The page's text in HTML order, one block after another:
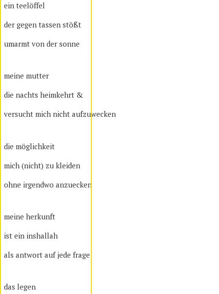
ein teelöffel
der gegen tassen stößt
umarmt von der sonne
meine mutter
die nachts heimkehrt &
versucht mich nicht aufzuwecken
die möglichkeit
mich (nicht) zu kleiden
ohne irgendwo anzuecken
meine herkunft
ist ein inshallah
als antwort auf jede frage
das legen